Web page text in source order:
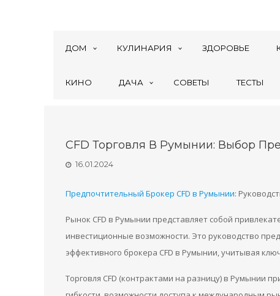
ДОМ КУЛИНАРИЯ ЗДОРОВЬЕ
КИНО ДАЧА СОВЕТЫ ТЕСТЫ
CFD Торговля В Румынии: Выбор
16.01.2024
Предпочтительный Брокер CFD в Румынии:
Рынок CFD в Румынии представляет собой
инвестиционные возможности. Это руководство
эффективного брокера CFD в Румынии, учитывая
Торговля CFD (контрактами на разницу) в Румынии